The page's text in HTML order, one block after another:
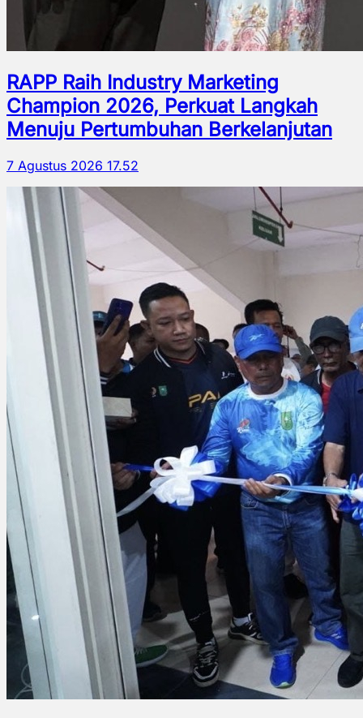
RAPP Raih Industry Marketing
Champion 2026, Perkuat Langkah
Menuju Pertumbuhan Berkelanjutan
7 Agustus 2026 17.52